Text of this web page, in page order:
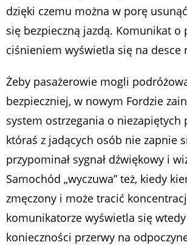
dzięki czemu można w porę
się bezpieczną jazdą. Komunikat o
ciśnieniem wyświetla się na desce
Żeby pasażerowie mogli
bezpieczniej, w nowym Fordzie
system ostrzegania o niezapiętych
któraś z jadących osób nie zapnie
przypominał sygnał dźwiękowy i
Samochód „wyczuwa” też, kiedy
zmęczony i może tracić
komunikatorze wyświetla się
konieczności przerwy na